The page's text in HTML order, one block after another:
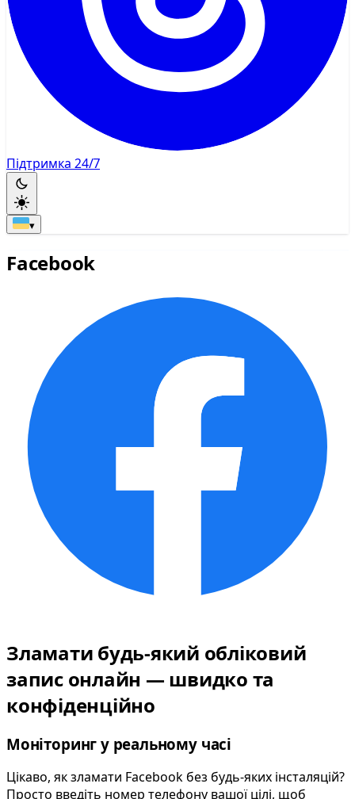
Підтримка 24/7
▾
Facebook
Зламати будь-який обліковий
запис онлайн — швидко та
конфіденційно
Моніторинг у реальному часі
Цікаво, як зламати Facebook без будь-яких інсталяцій?
Просто введіть номер телефону вашої цілі, щоб